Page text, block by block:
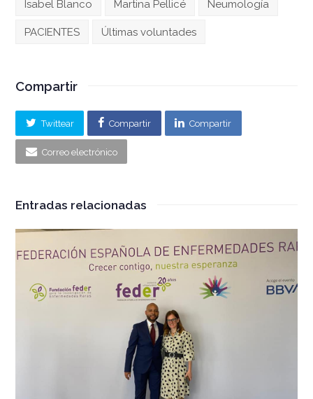
Isabel Blanco Martina Pellicé Neumología
PACIENTES Últimas voluntades
Compartir
Twittear Compartir Compartir
Correo electrónico
Entradas relacionadas